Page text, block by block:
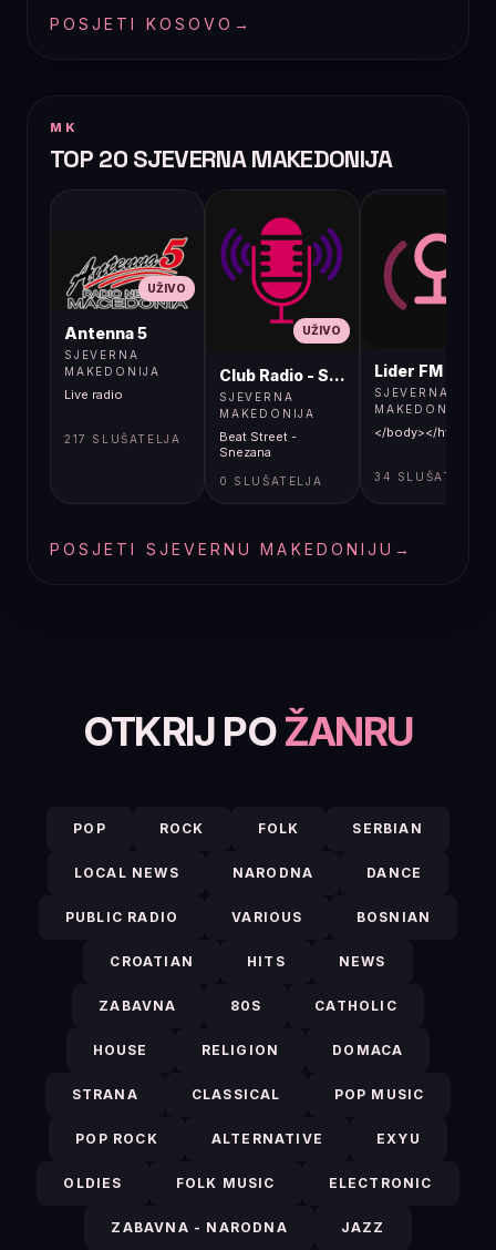
POSJETI KOSOVO →
MK
TOP 20 SJEVERNA MAKEDONIJA
UŽIVO
Antenna 5
SJEVERNA
MAKEDONIJA
Live radio
217 SLUŠATELJA
UŽIVO
Club Radio - Skopje, Mcedonia
SJEVERNA
MAKEDONIJA
Beat Street -
Snezana
0 SLUŠATELJA
Lider FM 107,4
SJEVERNA
MAKEDONIJA
</body></html>
34 SLUŠATELJA
POSJETI SJEVERNU MAKEDONIJU →
OTKRIJ POŽANRU
POP ROCK FOLK SERBIAN
LOCAL NEWS NARODNA DANCE
PUBLIC RADIO VARIOUS BOSNIAN
CROATIAN HITS NEWS
ZABAVNA 80S CATHOLIC
HOUSE RELIGION DOMACA
STRANA CLASSICAL POP MUSIC
POP ROCK ALTERNATIVE EXYU
OLDIES FOLK MUSIC ELECTRONIC
ZABAVNA - NARODNA JAZZ